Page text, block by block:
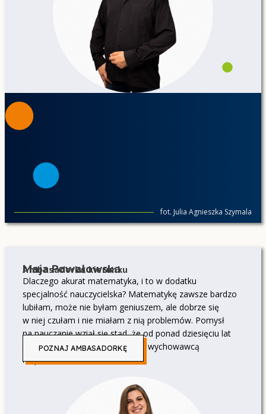
fot. Julia Agnieszka Szymala
Ambasadorka kierunku
Maja Powałowska
Dlaczego akurat matematyka, i to w dodatku
specjalność nauczycielska? Matematykę zawsze bardzo
lubiłam, może nie byłam geniuszem, ale dobrze się
w niej czułam i nie miałam z nią problemów. Pomysł
na nauczanie wziął się stąd, że od ponad dziesięciu lat
jestem animatorem, a od pięciu wychowawcą
na półkoloniach dla dzieci.
POZNAJ AMBASADORKĘ